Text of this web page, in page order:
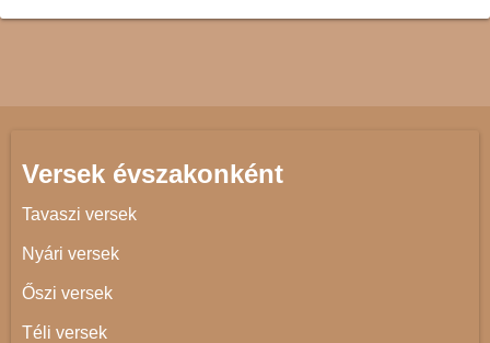
Versek évszakonként
Tavaszi versek
Nyári versek
Őszi versek
Téli versek